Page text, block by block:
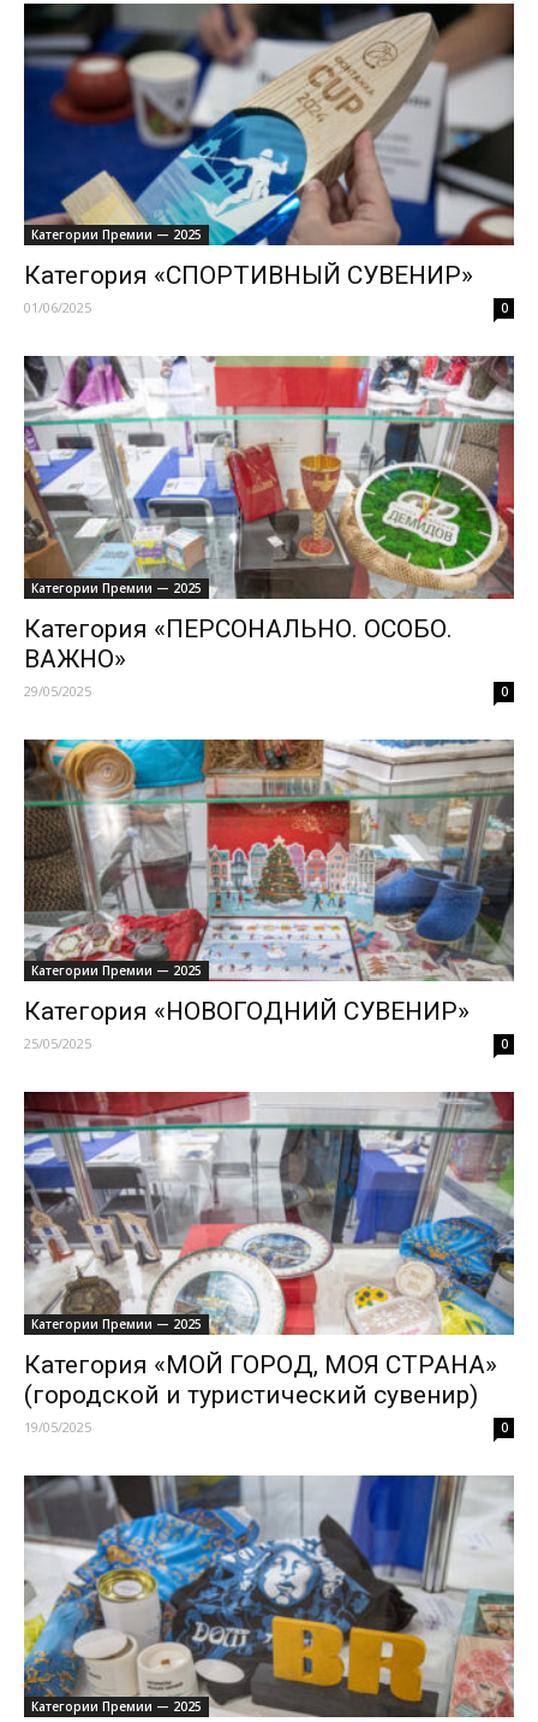
Категории Премии — 2025
Категория «СПОРТИВНЫЙ СУВЕНИР»
01/06/2025 0
Категории Премии — 2025
Категория «ПЕРСОНАЛЬНО. ОСОБО.
ВАЖНО»
29/05/2025 0
Категории Премии — 2025
Категория «НОВОГОДНИЙ СУВЕНИР»
25/05/2025 0
Категории Премии — 2025
Категория «МОЙ ГОРОД, МОЯ СТРАНА»
(городской и туристический сувенир)
19/05/2025 0
Категории Премии — 2025